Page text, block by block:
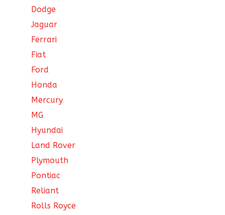
Dodge
Jaguar
Ferrari
Fiat
Ford
Honda
Mercury
MG
Hyundai
Land Rover
Plymouth
Pontiac
Reliant
Rolls Royce